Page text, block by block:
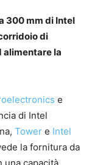
300 mm di Intel
di
alimentare la
e
di Intel
Tower e Intel
la fornitura da